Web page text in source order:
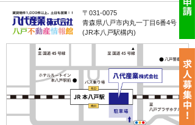
〒031-0075
青森県八戸市内丸一丁目6番4号
(JR本八戸駅構内)